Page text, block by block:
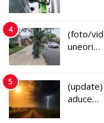
4
(foto/
uneori…
5
(update)
aduce…